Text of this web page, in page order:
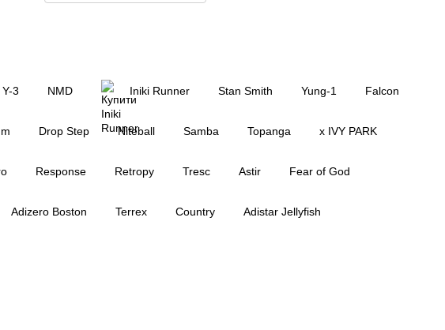
Y-3 NMD Iniki Runner Stan Smith Yung-1 Falcon
Drop Step Niteball Samba Topanga x IVY PARK
Response Retropy Tresc Astir Fear of God
Adizero Boston Terrex Country Adistar Jellyfish